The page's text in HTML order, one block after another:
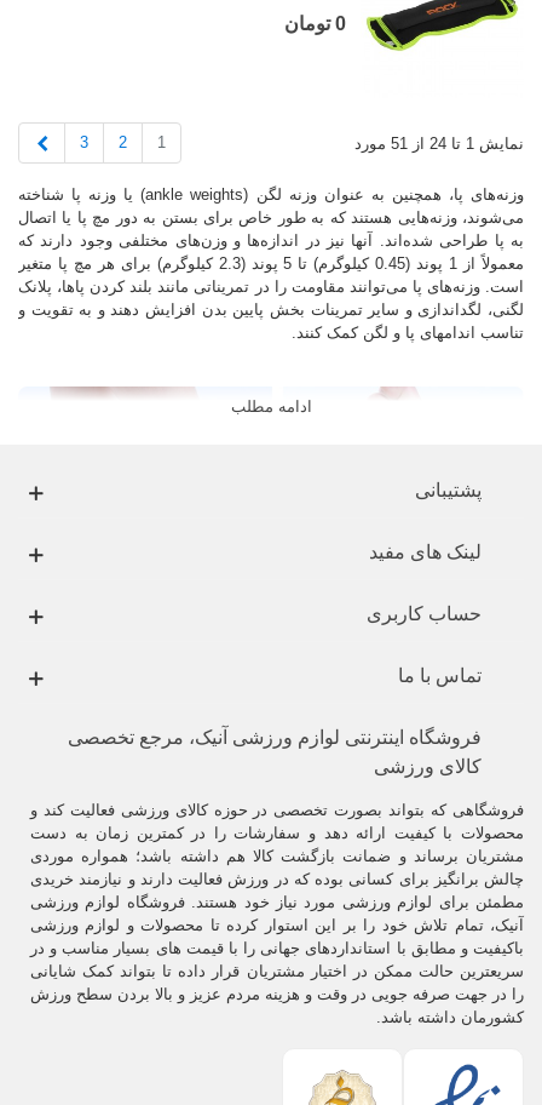
0 تومان
نمایش 1 تا 24 از 51 مورد 1
2
3
وزنه‌های پا، همچنین به عنوان وزنه لگن (ankle weights) یا وزنه پا شناخته
می‌شوند، وزنه‌هایی هستند که به طور خاص برای بستن به دور مچ پا یا اتصال
به پا طراحی شده‌اند. آنها نیز در اندازه‌ها و وزن‌های مختلفی وجود دارند که
معمولاً از 1 پوند (0.45 کیلوگرم) تا 5 پوند (2.3 کیلوگرم) برای هر مچ پا متغیر
است. وزنه‌های پا می‌توانند مقاومت را در تمریناتی مانند بلند کردن پاها، پلانک
لگنی، لگداندازی و سایر تمرینات بخش پایین بدن افزایش دهند و به تقویت و
تناسب اندامهای پا و لگن کمک کنند.
پایین بدن است و اصلی‌ترین مناطق تمرکز آن عضلات پاها، لگن و باسن
وزنه پاشنه‌ای معمولاً در تمریناتی مانند بلند کردن پاها، پلانک لگنی، لگداندازی
و پیاده‌روی یا دویدن استفاده می‌شود.
وزنه پاشنه‌ای یکی از ابزارهای محبوب در بین علاقمندان به ورزش و تمرینات
بدنی است. در ادامه، به برخی اطلاعات بیشتر درباره وزنه پاشنه‌ای خواهیم
پرداخت:
فواید وزنه پاشنه‌ای: استفاده از وزنه پاشنه‌ای می‌تواند به تقویت عضلات
پایین بدن کمک کند. با افزایش مقاومت در تمریناتی مانند بلند کردن پاها،
پلانک لگنی و لگداندازی، عضلات پا، باسن و لگن قوی‌تر می‌شوند. همچنین،
استفاده از وزنه پاشنه‌ای می‌تواند به افزایش سوخت وسوز و کاهش چربی در
این مناطق کمک کند.
تمرینات متنوع:
وزنه پاشنه‌ای در حین پیاده‌روی یا دویدن، مقاومت بیشتری را ایجاد کنید و
عضلات پا را تقویت کنید. همچنین، در تمریناتی مانند پیلاتس و یوگا نیز
ادامه مطلب
پشتیبانی
لینک های مفید
حساب کاربری
تماس با ما
فروشگاه اینترنتی لوازم ورزشی آنیک، مرجع تخصصی
کالای ورزشی
فروشگاهی که بتواند بصورت تخصصی در حوزه کالای ورزشی فعالیت کند و
محصولات با کیفیت ارائه دهد و سفارشات را در کمترین زمان به دست
مشتریان برساند و ضمانت بازگشت کالا هم داشته باشد؛ همواره موردی
چالش برانگیز برای کسانی بوده که در ورزش فعالیت دارند و نیازمند خریدی
مطمئن برای لوازم ورزشی مورد نیاز خود هستند. فروشگاه لوازم ورزشی
آنیک، تمام تلاش خود را بر این استوار کرده تا محصولات و لوازم ورزشی
باکیفیت و مطابق با استانداردهای جهانی را با قیمت های بسیار مناسب و در
سریعترین حالت ممکن در اختیار مشتریان قرار داده تا بتواند کمک شایانی
را در جهت صرفه جویی در وقت و هزینه مردم عزیز و بالا بردن سطح ورزش
کشورمان داشته باشد.